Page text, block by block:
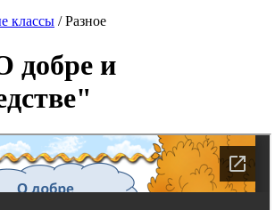
классы /Разное
добре и